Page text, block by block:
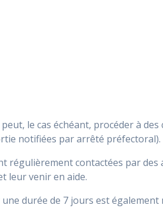
le cas échéant, procéder à
notifiées par arrêté préfectoral).
régulièrement contactées par des
leur venir en aide.
une durée de 7 jours est